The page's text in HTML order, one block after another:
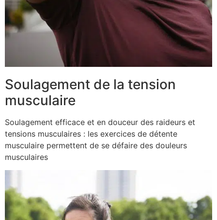
Soulagement de la tension
musculaire
Soulagement efficace et en douceur des raideurs et
tensions musculaires : les exercices de détente
musculaire permettent de se défaire des douleurs
musculaires